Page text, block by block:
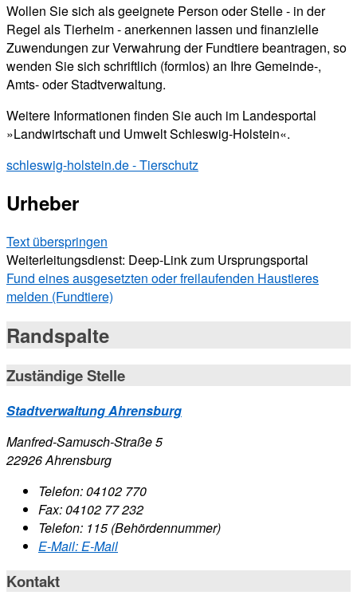
Wollen Sie sich als geeignete Person oder Stelle - in der
Regel als Tierheim - anerkennen lassen und finanzielle
Zuwendungen zur Verwahrung der Fundtiere beantragen, so
wenden Sie sich schriftlich (formlos) an Ihre Gemeinde-,
Amts- oder Stadtverwaltung.
Weitere Informationen finden Sie auch im Landesportal
»Landwirtschaft und Umwelt Schleswig-Holstein«.
schleswig-holstein.de - Tierschutz
Urheber
Text überspringen
Weiterleitungsdienst: Deep-Link zum Ursprungsportal
Fund eines ausgesetzten oder freilaufenden Haustieres
melden (Fundtiere)
Randspalte
Zuständige Stelle
Stadtverwaltung Ahrensburg
Manfred-Samusch-Straße 5
22926 Ahrensburg
Telefon:04102 770
Fax:04102 77 232
Telefon: 115 (Behördennummer)
E-Mail:E-Mail
Kontakt